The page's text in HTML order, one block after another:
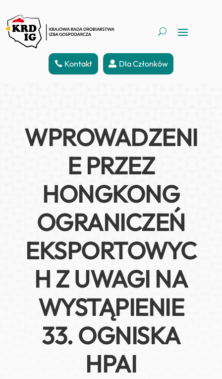
Kontakt Dla Członków
WPROWADZENI
E PRZEZ
HONGKONG
OGRANICZEŃ
EKSPORTOWYC
H Z UWAGI NA
WYSTĄPIENIE
33. OGNISKA
HPAI